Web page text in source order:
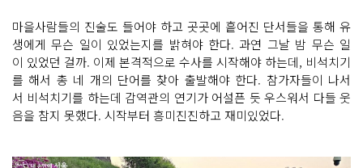
마을사람들의 진술도 들어야 하고 곳곳에 흩어진 단서들을 통해 유
생에게 무슨 일이 있었는지를 밝혀야 한다. 과연 그날 밤 무슨 일
이 있었던 걸까. 이제 본격적으로 수사를 시작해야 하는데, 비석치기
를 해서 총 네 개의 단어를 찾아 출발해야 한다. 참가자들이 나서
서 비석치기를 하는데 감역관의 연기가 어설픈 듯 우스워서 다들 웃
음을 참지 못했다. 시작부터 흥미진진하고 재미있었다.